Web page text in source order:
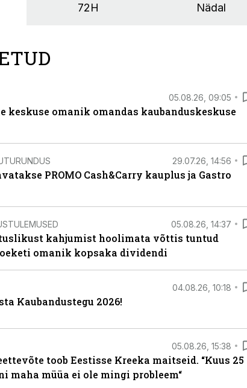
72H Nädal
05.08.26, 09:05
keskuse omanik omandas kaubanduskeskuse
29.07.26, 14:56
PROMO Cash&Carry kauplus ja Gastro
05.08.26, 14:37
kahjumist hoolimata võttis tuntud
omanik kopsaka dividendi
04.08.26, 10:18
Kaubandustegu 2026!
05.08.26, 15:38
toob Eestisse Kreeka maitseid. “Kuus 25
maha müüa ei ole mingi probleem“